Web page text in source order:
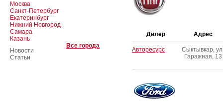
Москва
Санкт-Петербург
Екатеринбург
Нижний Новгород
Самара
Казань
Все города
Новости
Статьи
Дилер Адрес
Авторесурс
Сыктывкар,
Гаражная, 13